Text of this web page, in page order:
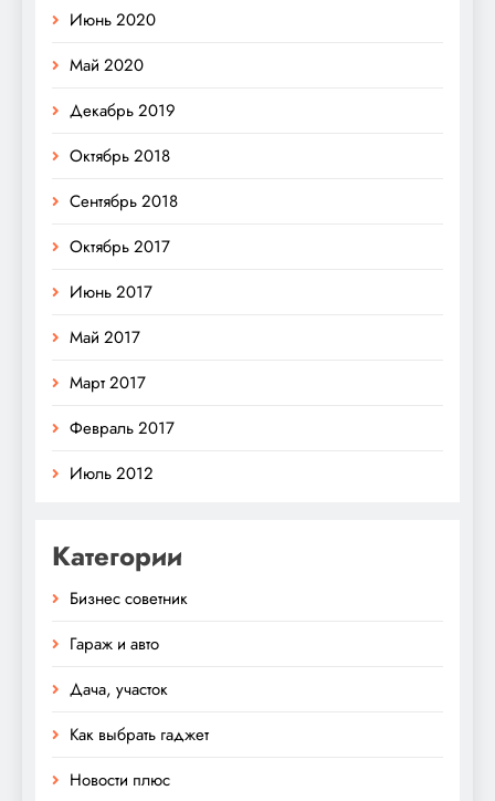
Июнь 2020
Май 2020
Декабрь 2019
Октябрь 2018
Сентябрь 2018
Октябрь 2017
Июнь 2017
Май 2017
Март 2017
Февраль 2017
Июль 2012
Категории
Бизнес советник
Гараж и авто
Дача, участок
Как выбрать гаджет
Новости плюс